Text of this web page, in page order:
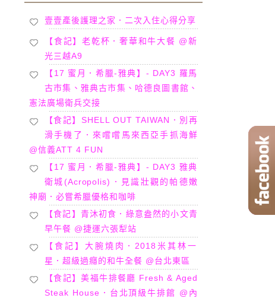
壹壹產後護理之家．二次入住心得分享
【食記】老乾杯．奢華和牛大餐 @新
光三越A9
【17 蜜月．希臘-雅典】- DAY3 羅馬
古市集、雅典古市集、哈德良圖書館、
憲法廣場衛兵交接
【食記】SHELL OUT TAIWAN．別再
滑手機了．來嚐嚐馬來西亞手抓海鮮
@信義ATT 4 FUN
【17 蜜月．希臘-雅典】- DAY3 雅典
衛城(Acropolis)．見識壯觀的帕德嫩
神廟．必嘗希臘優格和咖啡
【食記】青沐初食．綠意盎然的小文青
早午餐 @捷運六張犁站
【食記】大腕燒肉．2018米其林一
星．超級過癮的和牛全餐 @台北東區
【食記】美福牛排餐廳 Fresh & Aged
Steak House．台北頂級牛排館 @內